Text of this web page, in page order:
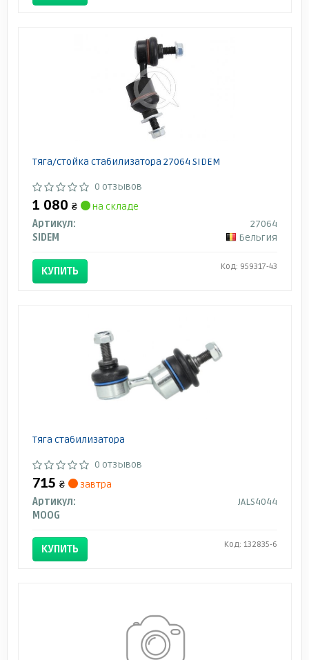
Тяга/стойка стабилизатора 27064 SIDEM
0 отзывов
1 080 ₴
на складе
Артикул:
27064
SIDEM
Бельгия
КУПИТЬ Код: 959317-43
Тяга стабилизатора
0 отзывов
715 ₴
завтра
Артикул:
JALS4044
MOOG
КУПИТЬ Код: 132835-6